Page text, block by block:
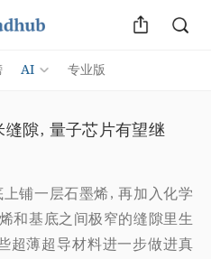
AI 专业版
隙，量子芯片有望继
铺一层石墨烯，再加入化学
和基底之间极窄的缝隙里生
超薄超导材料进一步做进真